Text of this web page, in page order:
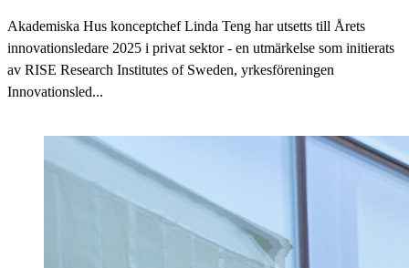
Akademiska Hus konceptchef Linda Teng har utsetts till Årets
innovationsledare 2025 i privat sektor - en utmärkelse som initierats
av RISE Research Institutes of Sweden, yrkesföreningen
Innovationsled...